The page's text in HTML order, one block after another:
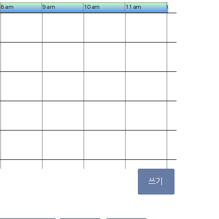
8 am 9 am 10 am 11 am 0 pm
쓰기